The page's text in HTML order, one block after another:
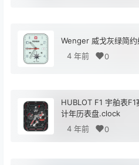
Wenger 威戈灰绿简
4 年前
0
HUBLOT F1 宇舶表
计年历表盘.clock
4 年前
0